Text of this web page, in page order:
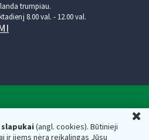
(angl. cookies). Būtinieji
ir jiems nėra reikalingas Jūsų
trumpiau.
8.00 val. - 12.00 val.
prie Lietuvos